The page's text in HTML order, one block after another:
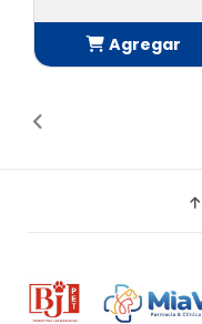
Agregar